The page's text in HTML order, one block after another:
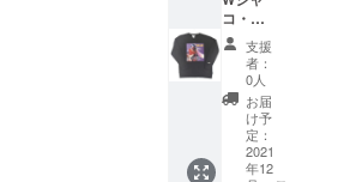
100%
・
手洗い
不可
（基本
的に）
用。 き
れい目
な綿ブ
ロード
生地と
相性の
良い綺
麗なボ
タンで
方に
とっ
て、こ
の上な
く使い
回しの
効く商
品で
す。 ボ
が撮影
した最
強ベー
シスト
「ジャ
コ・パ
ストリ
アス」
のフォ
コ・パ
ストリ
アス生
誕70周
年記念
（2021
年）限
定コラ
ボアイ
支援
者：
0人
お届
け予
定：
2021
年12